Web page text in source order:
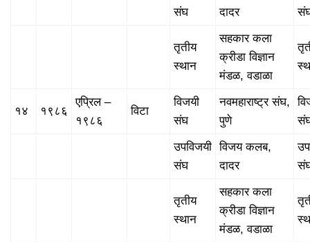
संघ दादर
तृतीय
स्थान
सहकार कला
क्रीडा विज्ञान
मंडळ, वडाळा
१४ १९८६
एप्रिल –
१९८६
विटा
विजयी
संघ
नवमहाराष्ट्र संघ,
पुणे
उपविजयी
संघ
विजय कलब,
दादर
तृतीय
स्थान
सहकार कला
क्रीडा विज्ञान
मंडळ, वडाळा